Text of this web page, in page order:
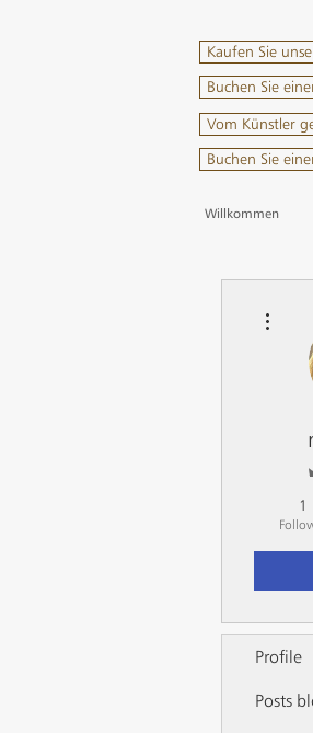
Kaufen Sie
Buchen Sie
Vom Künstler
Buchen Sie
Willkommen
1
Profile
Posts